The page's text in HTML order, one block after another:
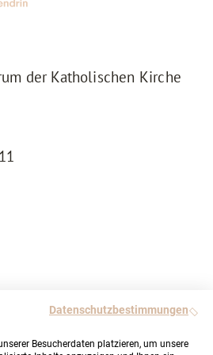
der Katholischen Kirche
Datenschutzbestimmungen
Besucherdaten platzieren, um unsere